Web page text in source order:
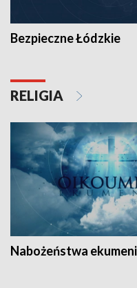
Bezpieczne Łódzkie
RELIGIA
Nabożeństwa